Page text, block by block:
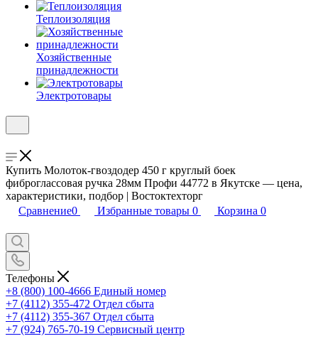
Теплоизоляция
Хозяйственные
принадлежности
Электротовары
Купить Молоток-гвоздодер 450 г круглый боек
фиброглассовая ручка 28мм Профи 44772 в Якутске — цена,
характеристики, подбор | Востоктехторг
Сравнение0 Избранные товары 0 Корзина 0
Телефоны
+8 (800) 100-4666 Единый номер
+7 (4112) 355-472 Отдел сбыта
+7 (4112) 355-367 Отдел сбыта
+7 (924) 765-70-19 Сервисный центр